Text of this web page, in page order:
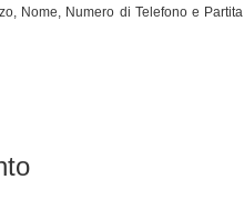
Nome, Numero di Telefono e Partita